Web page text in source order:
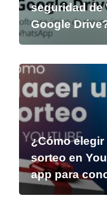
seguridad de
Google
¿Cómo
sorteo en
app para